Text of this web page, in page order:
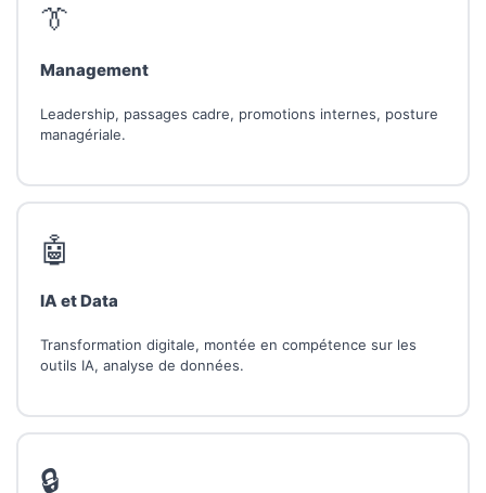
👔
Management
Leadership, passages cadre, promotions internes, posture
managériale.
🤖
IA et Data
Transformation digitale, montée en compétence sur les
outils IA, analyse de données.
🔒